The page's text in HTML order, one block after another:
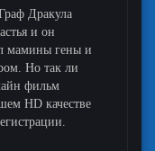
Дракула
и он
мамины гены и
Но так ли
фильм
HD качестве